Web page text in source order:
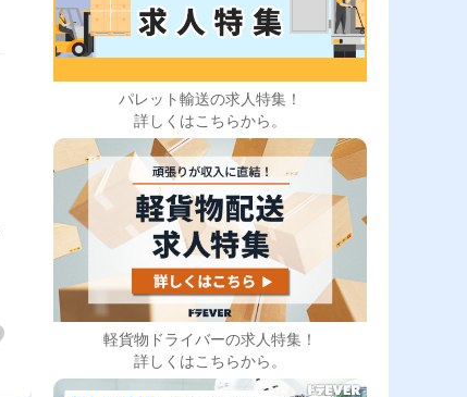
パレット輸送の求人特集！
詳しくはこちらから。
軽貨物ドライバーの求人特集！
詳しくはこちらから。